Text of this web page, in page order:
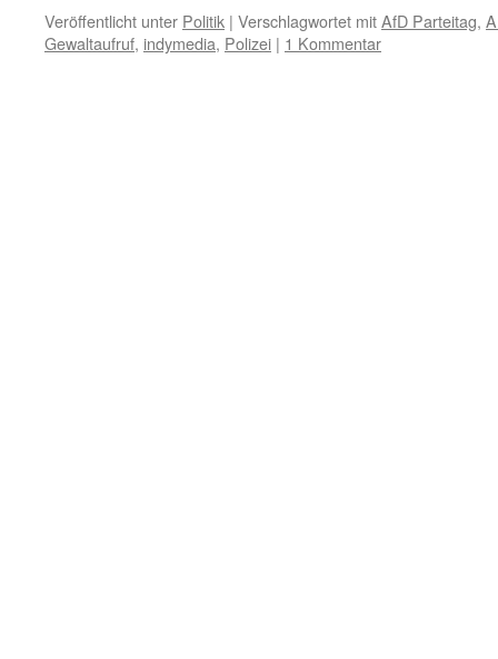
Veröffentlicht unter Politik | Verschlagwortet mitAfD Parteitag,
Gewaltaufruf, indymedia, Polizei | 1 Kommentar